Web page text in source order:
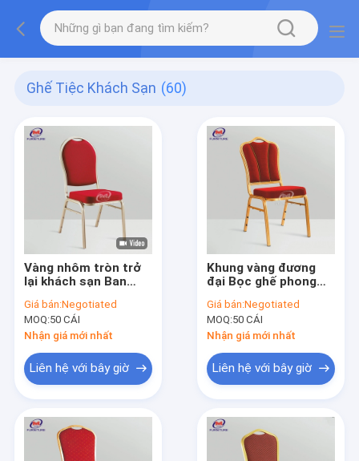
Ghế Tiệc Khách Sạn (60)
Vàng nhôm tròn trở
lại khách sạn Ban
tía cho phòng tiệc
Giá bán:Negotiated
MOQ:50 CÁI
Nhận giá mới nhất
Liên hệ với bây giờ
Khung vàng đương
đại Bọc ghế phong
khách sạn
Giá bán:Negotiated
MOQ:50 CÁI
Nhận giá mới nhất
Liên hệ với bây giờ